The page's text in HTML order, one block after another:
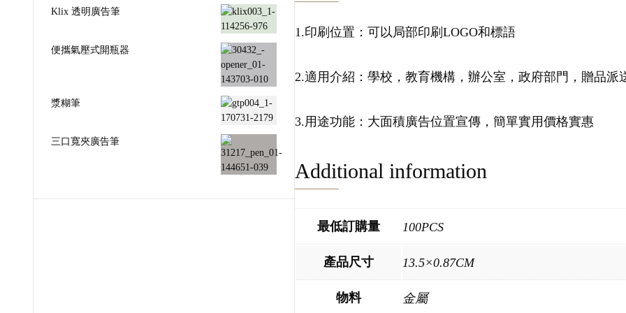
1.印刷位置：可以局部印刷LOGO和標語
2.適用介紹：學校，教育機構，辦公室，政府部門，贈品派
3.用途功能：大面積廣告位置宣傳，簡單實用價格實惠
Additional information
最低訂購量 100PCS
產品尺寸 13.5×0.87CM
物料 金屬
Klix 透明廣告筆
便攜氣壓式開瓶器
漿糊筆
三口寬夾廣告筆